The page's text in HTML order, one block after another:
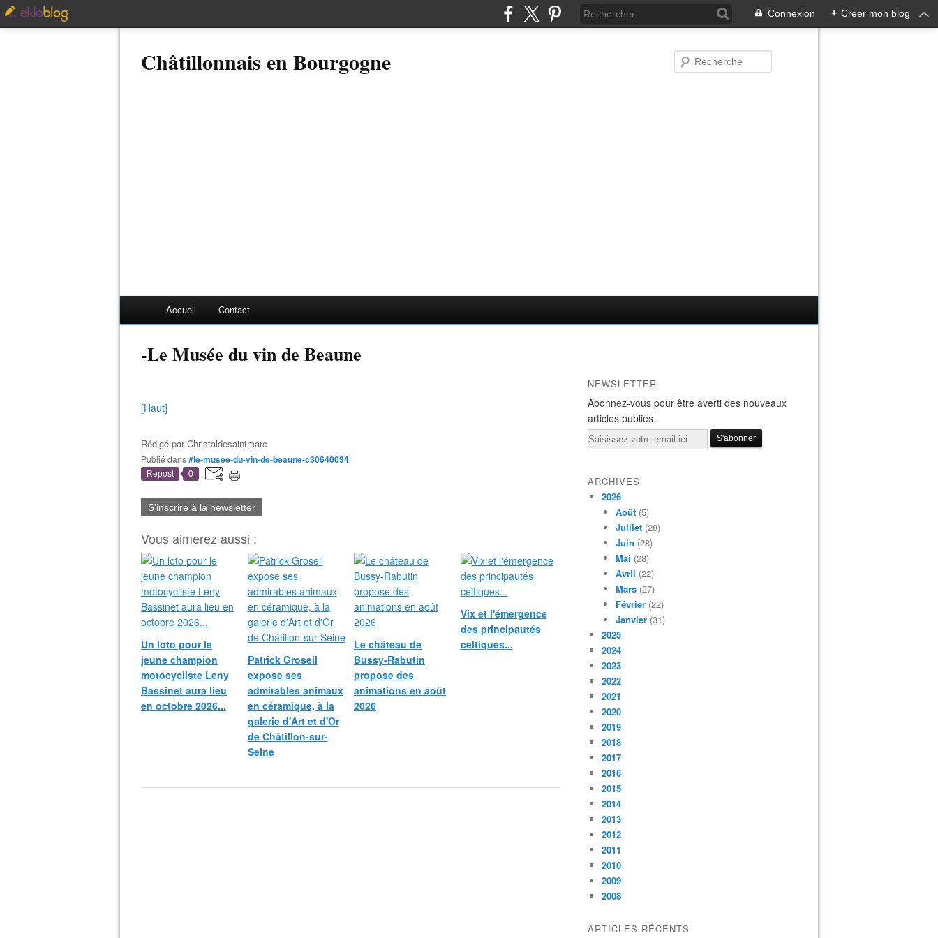
Connexion + Créer mon blog
Châtillonnais en Bourgogne
Accueil Contact
-Le Musée du vin de Beaune
[Haut]
Rédigé parChristaldesaintmarc
Publié dans#le-musee-du-vin-de-beaune-c30640034
Repost 0
S'inscrire à la newsletter
Vous aimerez aussi :
Un loto pour le
jeune champion
motocycliste Leny
Bassinet aura lieu
en octobre 2026...
Patrick Groseil
expose ses
admirables animaux
en céramique, à la
galerie d'Art et d'Or
de Châtillon-sur-
Seine
Le château de
Bussy-Rabutin
propose des
animations en août
2026
Vix et l'émergence
des principautés
celtiques...
NEWSLETTER
Abonnez-vous pour être averti des nouveaux
articles publiés.
Email
ARCHIVES
2026
Août (5)
Juillet (28)
Juin (28)
Mai (28)
Avril (22)
Mars (27)
Février (22)
Janvier (31)
2025
2024
2023
2022
2021
2020
2019
2018
2017
2016
2015
2014
2013
2012
2011
2010
2009
2008
ARTICLES RÉCENTS